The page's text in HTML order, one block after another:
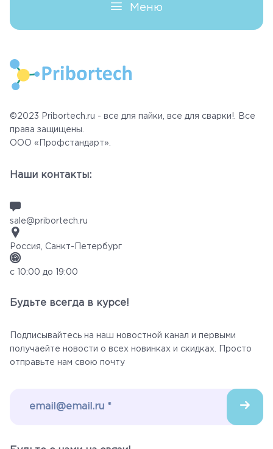
Меню
©2023 Pribortech.ru - все для пайки, все для сварки!. Все
права защищены.
ООО «Профстандарт».
Наши контакты:
sale@pribortech.ru
Россия, Санкт-Петербург
с 10:00 до 19:00
Будьте всегда в курсе!
Подписывайтесь на наш новостной канал и первыми
получаейте новости о всех новинках и скидках. Просто
отправьте нам свою почту